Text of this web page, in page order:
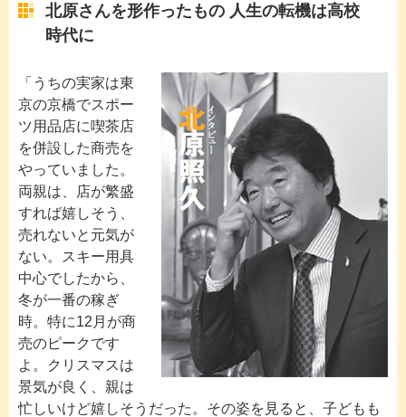
北原さんを形作ったもの 人生の転機は高校
時代に
「うちの実家は東
京の京橋でスポー
ツ用品店に喫茶店
を併設した商売を
やっていました。
両親は、店が繁盛
すれば嬉しそう、
売れないと元気が
ない。スキー用具
中心でしたから、
冬が一番の稼ぎ
時。特に12月が商
売のピークです
よ。クリスマスは
景気が良く、親は
忙しいけど嬉しそうだった。その姿を見ると、子どもも